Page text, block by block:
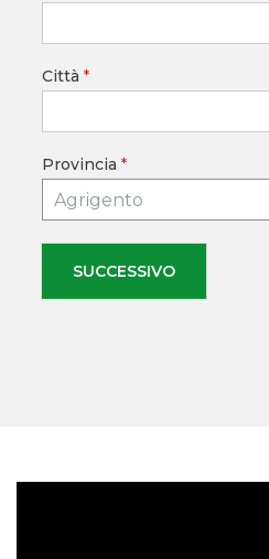
Città *
Provincia *
Agrigento
SUCCESSIVO